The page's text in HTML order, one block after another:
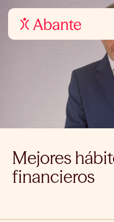
Mejores
financieros